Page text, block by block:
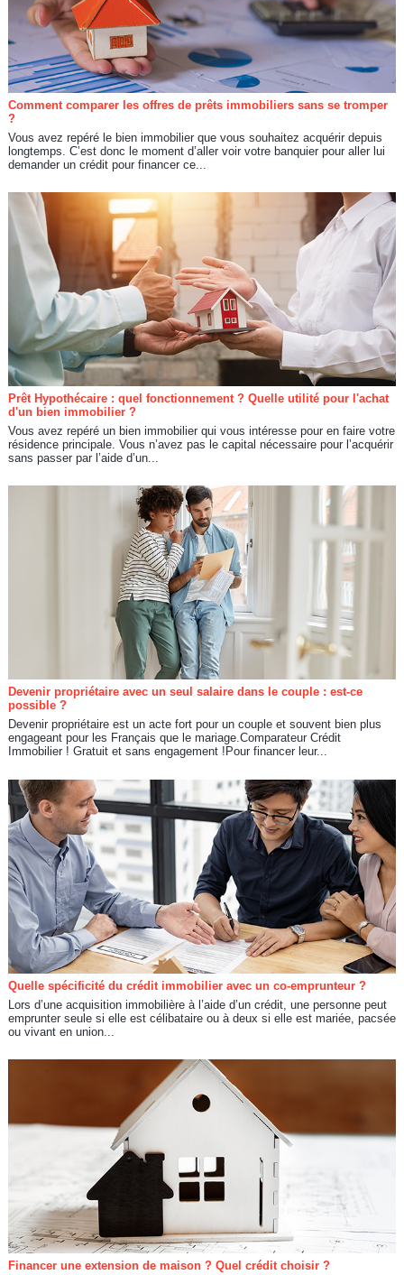
Comment comparer les offres de prêts immobiliers sans se tromper
?
Vous avez repéré le bien immobilier que vous souhaitez acquérir depuis
longtemps. C’est donc le moment d’aller voir votre banquier pour aller lui
demander un crédit pour financer ce...
Prêt Hypothécaire : quel fonctionnement ? Quelle utilité pour l'achat
d'un bien immobilier ?
Vous avez repéré un bien immobilier qui vous intéresse pour en faire votre
résidence principale. Vous n’avez pas le capital nécessaire pour l’acquérir
sans passer par l’aide d’un...
Devenir propriétaire avec un seul salaire dans le couple : est-ce
possible ?
Devenir propriétaire est un acte fort pour un couple et souvent bien plus
engageant pour les Français que le mariage.Comparateur Crédit
Immobilier ! Gratuit et sans engagement !Pour financer leur...
Quelle spécificité du crédit immobilier avec un co-emprunteur ?
Lors d’une acquisition immobilière à l’aide d’un crédit, une personne peut
emprunter seule si elle est célibataire ou à deux si elle est mariée, pacsée
ou vivant en union...
Financer une extension de maison ? Quel crédit choisir ?